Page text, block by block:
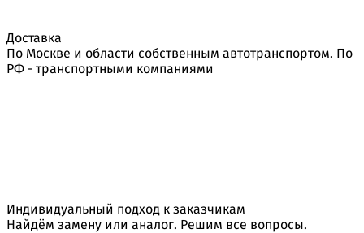
Доставка
По Москве и области собственным автотранспортом. По
РФ - транспортными компаниями
Индивидуальный подход к заказчикам
Найдём замену или аналог. Решим все вопросы.